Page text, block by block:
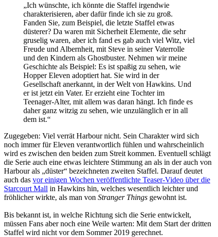
„Ich wünschte, ich könnte die Staffel irgendwie
charakterisieren, aber dafür finde ich sie zu groß.
Fanden Sie, zum Beispiel, die letzte Staffel etwas
düsterer? Da waren mit Sicherheit Elemente, die sehr
gruselig waren, aber ich fand es gab auch viel Witz, viel
Freude und Albernheit, mit Steve in seiner Vaterrolle
und den Kindern als Ghostbuster. Nehmen wir meine
Geschichte als Beispiel: Es ist spaßig zu sehen, wie
Hopper Eleven adoptiert hat. Sie wird in der
Gesellschaft anerkannt, in der Welt von Hawkins. Und
er ist jetzt ein Vater. Er erzieht eine Tochter im
Teenager-Alter, mit allem was daran hängt. Ich finde es
daher ganz witzig zu sehen, wie unzulänglich er in all
dem ist.“
Zugegeben: Viel verrät Harbour nicht. Sein Charakter wird sich
noch immer für Eleven verantwortlich fühlen und wahrscheinlich
wird es zwischen den beiden zum Streit kommen. Eventuell schlägt
die Serie auch eine etwas leichtere Stimmung an als in der auch von
Harbour als „düster“ bezeichneten zweiten Staffel. Darauf deutet
auch das vor einigen Wochen veröffentlichte Teaser-Video über die
Starcourt Mall in Hawkins hin, welches wesentlich leichter und
fröhlicher wirkte, als man von Stranger Things gewohnt ist.
Bis bekannt ist, in welche Richtung sich die Serie entwickelt,
müssen Fans aber noch eine Weile warten: Mit dem Start der dritten
Staffel wird nicht vor dem Sommer 2019 gerechnet.